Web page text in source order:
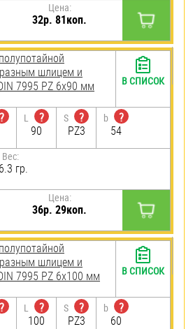
Цена:
32р. 81коп.
шлицем и
7995 PZ 6х90 мм
?
L
?
90
S
?
PZ3
b
?
54
Вес:
гр.
Цена:
36р. 29коп.
В СПИСОК
шлицем и
7995 PZ 6х100 мм
?
L
?
100
S
?
PZ3
b
?
60
В СПИСОК